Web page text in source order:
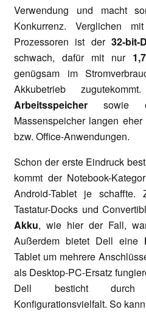
Verwendung und macht
Konkurrenz. Verglichen
Prozessoren ist der32-bit-
schwach, dafür mit nur
genügsam im
Akkubetrieb
Arbeitsspeicher sowie
Massenspeicher langen
bzw. Office-Anwendungen.
Schon der erste Eindruck
kommt der Notebook-
Android-Tablet je
Tastatur-Docks und
Akku, wie hier der Fall,
Außerdem bietet Dell eine
Tablet um mehrere
als Desktop-PC-Ersatz
Dell besticht durch
Konfigurationsvielfalt. So